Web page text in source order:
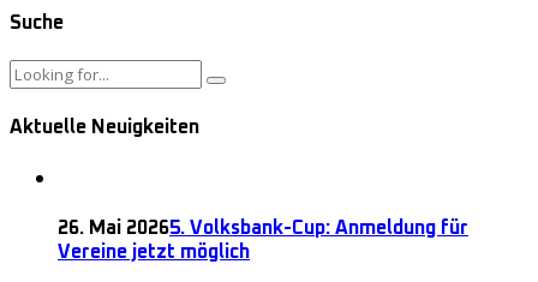
Suche
Aktuelle Neuigkeiten
26. Mai 20265. Volksbank-Cup: Anmeldung für
Vereine jetzt möglich